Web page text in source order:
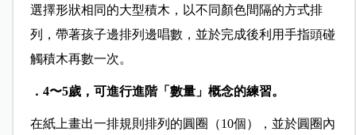
選擇形狀相同的大型積木，以不同顏色間隔的方式排
列，帶著孩子邊排列邊唱數，並於完成後利用手指頭碰
觸積木再數一次。
．4〜5歲，可進行進階「數量」概念的練習。
在紙上畫出一排規則排列的圓圈（10個），並於圓圈內